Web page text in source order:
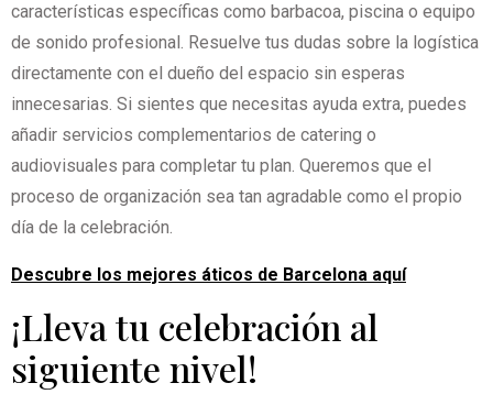
características específicas como barbacoa, piscina o equipo
de sonido profesional. Resuelve tus dudas sobre la logística
directamente con el dueño del espacio sin esperas
innecesarias. Si sientes que necesitas ayuda extra, puedes
añadir servicios complementarios de catering o
audiovisuales para completar tu plan. Queremos que el
proceso de organización sea tan agradable como el propio
día de la celebración.
Descubre los mejores áticos de Barcelona aquí
¡Lleva tu celebración al
siguiente nivel!